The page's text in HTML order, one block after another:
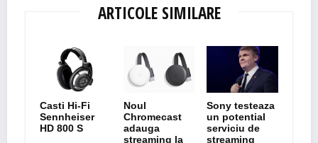
ARTICOLE SIMILARE
Casti Hi-Fi
Sennheiser
HD 800 S
Noul
Chromecast
adauga
streaming la
Sony testeaza
un potential
serviciu de
streaming